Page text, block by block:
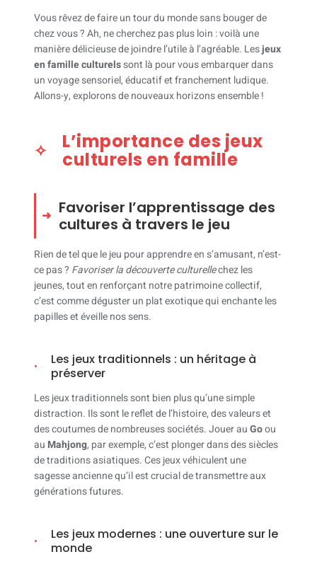
Vous rêvez de faire un tour du monde sans bouger de
chez vous ? Ah, ne cherchez pas plus loin : voilà une
manière délicieuse de joindre l’utile à l’agréable. Lesjeux
en famille culturelssont là pour vous embarquer dans
un voyage sensoriel, éducatif et franchement ludique.
Allons-y, explorons de nouveaux horizons ensemble !
L’importance des jeux
culturels en famille
Favoriser l’apprentissage des
cultures à travers le jeu
Rien de tel que le jeu pour apprendre en s’amusant, n’est-
ce pas ? Favoriser la découverte culturellechez les
jeunes, tout en renforçant notre patrimoine collectif,
c’est comme déguster un plat exotique qui enchante les
papilles et éveille nos sens.
Les jeux traditionnels : un héritage à
préserver
Les jeux traditionnels sont bien plus qu’une simple
distraction. Ils sont le reflet de l’histoire, des valeurs et
des coutumes de nombreuses sociétés. Jouer auGoou
au Mahjong, par exemple, c’est plonger dans des siècles
de traditions asiatiques. Ces jeux véhiculent une
sagesse ancienne qu’il est crucial de transmettre aux
générations futures.
Les jeux modernes : une ouverture sur le
monde